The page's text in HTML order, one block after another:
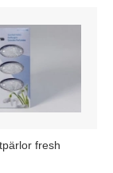
fresh